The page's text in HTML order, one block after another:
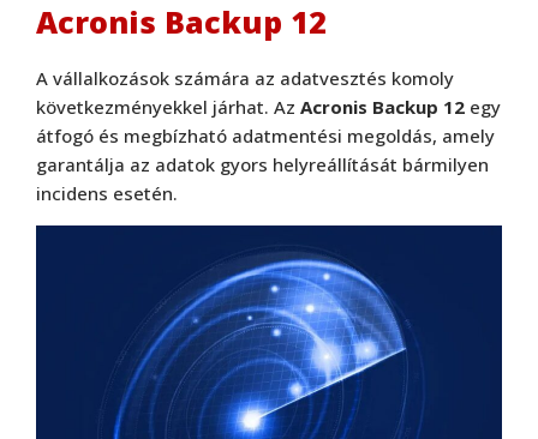
Acronis Backup 12
A vállalkozások számára az adatvesztés komoly
következményekkel járhat. Az Acronis Backup 12 egy
átfogó és megbízható adatmentési megoldás, amely
garantálja az adatok gyors helyreállítását bármilyen
incidens esetén.